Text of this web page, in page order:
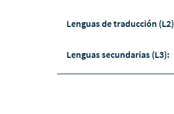
Lenguas de traducción
Lenguas secundarias (L3):